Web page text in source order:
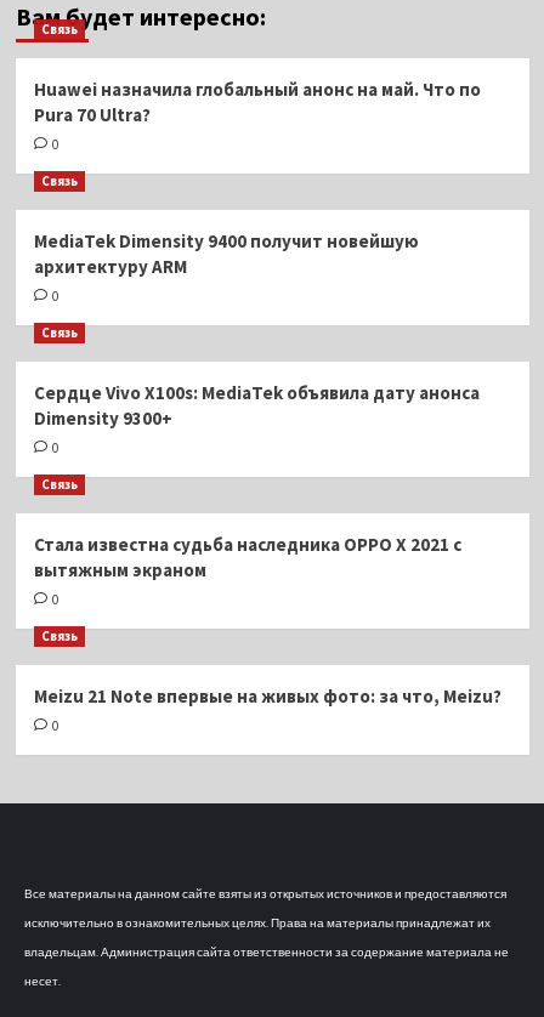
Вам будет интересно:
Связь
Huawei назначила глобальный анонс на май. Что по
Pura 70 Ultra?
0
Связь
MediaTek Dimensity 9400 получит новейшую
архитектуру ARM
0
Связь
Сердце Vivo X100s: MediaTek объявила дату анонса
Dimensity 9300+
0
Связь
Стала известна судьба наследника OPPO X 2021 с
вытяжным экраном
0
Связь
Meizu 21 Note впервые на живых фото: за что, Meizu?
0
Все материалы на данном сайте взяты из открытых источников и предоставляются
исключительно в ознакомительных целях. Права на материалы принадлежат их
владельцам. Администрация сайта ответственности за содержание материала не
несет.